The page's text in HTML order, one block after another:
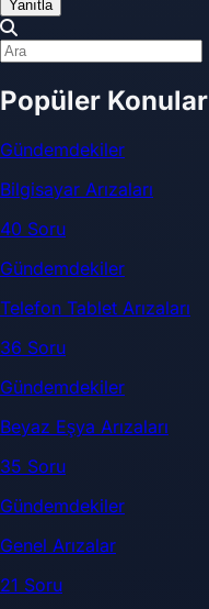
Yanıtla
Popüler Konular
Gündemdekiler
Bilgisayar Arızaları
40 Soru
Gündemdekiler
Telefon Tablet Arızaları
36 Soru
Gündemdekiler
Beyaz Eşya Arızaları
35 Soru
Gündemdekiler
Genel Arızalar
21 Soru